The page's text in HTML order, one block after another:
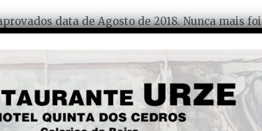
data de Agosto de 2018. Nunca mais foi
zonas afectadas dos incêndios e sem nada
a listagem do Vitis para os Incêndios; Muitos
o queijo feito na região é feito com leite vindo
abandonada, sem investimento, limpeza e sem a
os planos de protecção da população